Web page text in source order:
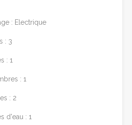
: Electrique
: 3
: 1
: 1
: 2
d'eau : 1